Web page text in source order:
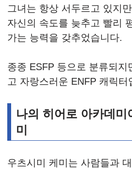
그녀는 항상 서두르고 있지
자신의 속도를 늦추고 빨리
가는 능력을 갖추었습니다.
종종 ESFP 등으로 분류되지
고 자랑스러운 ENFP 캐릭터
나의 히어로 아카데미
미
우츠시미 케미는 사람들과